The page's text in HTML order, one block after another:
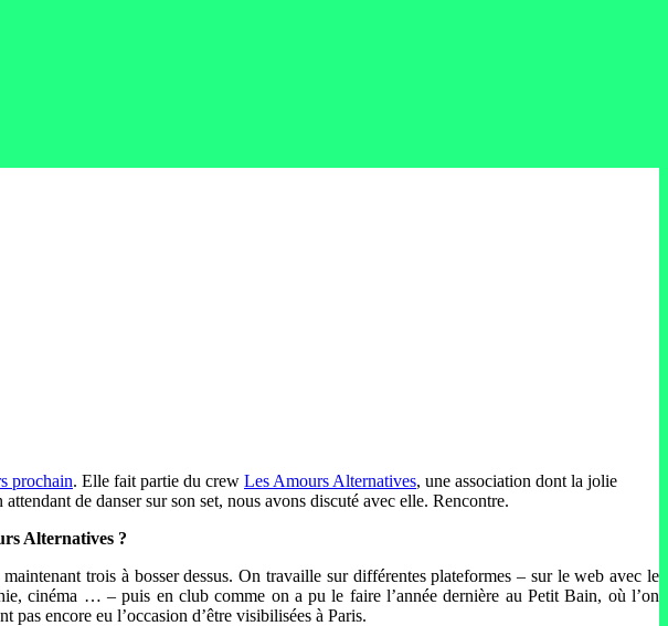
prochain. Elle fait partie du crew Les Amours Alternatives, une association dont la jolie
de danser sur son set, nous avons discuté avec elle. Rencontre.
Alternatives ?
trois à bosser dessus. On travaille sur différentes plateformes – sur le web avec le
cinéma … – puis en club comme on a pu le faire l’année dernière au Petit Bain, où l’on
pas encore eu l’occasion d’être visibilisées à Paris.